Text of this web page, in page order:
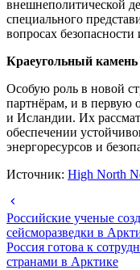
внешнеполитической
специального
вопросах
Краеугольный
Особую роль в новой
партнёрам, и в первую
и Исландии. Их
обеспечении
энергоресурсов и
Источник: High North
Российские ученые
сейсморазведки в
Россия готова к
странами в Арктике